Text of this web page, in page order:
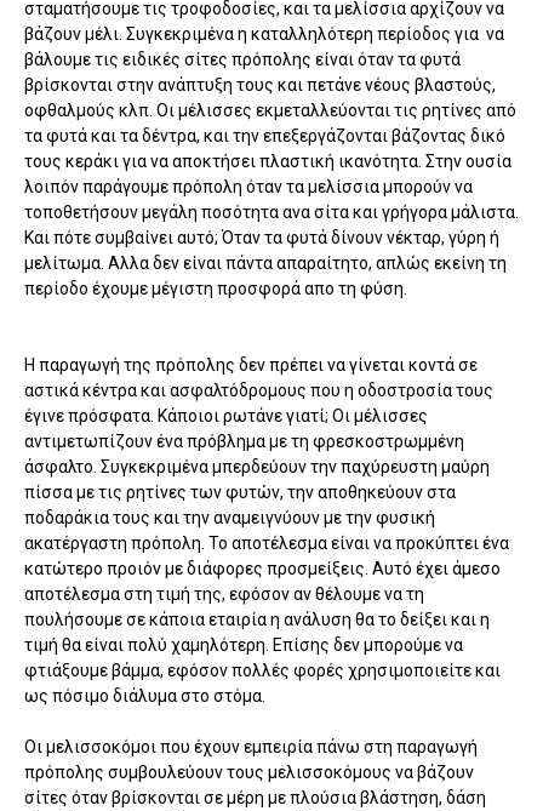
σταματήσουμε τις τροφοδοσίες, και τα μελίσσια αρχίζουν να
βάζουν μέλι. Συγκεκριμένα η καταλληλότερη περίοδος για να
βάλουμε τις ειδικές σίτες πρόπολης είναι όταν τα φυτά
βρίσκονται στην ανάπτυξη τους και πετάνε νέους βλαστούς,
οφθαλμούς κλπ. Οι μέλισσες εκμεταλλεύονται τις ρητίνες από
τα φυτά και τα δέντρα, και την επεξεργάζονται βάζοντας δικό
τους κεράκι για να αποκτήσει πλαστική ικανότητα. Στην ουσία
λοιπόν παράγουμε πρόπολη όταν τα μελίσσια μπορούν να
τοποθετήσουν μεγάλη ποσότητα ανα σίτα και γρήγορα μάλιστα.
Και πότε συμβαίνει αυτό; Όταν τα φυτά δίνουν νέκταρ, γύρη ή
μελίτωμα. Αλλα δεν είναι πάντα απαραίτητο, απλώς εκείνη τη
περίοδο έχουμε μέγιστη προσφορά απο τη φύση.
Η παραγωγή της πρόπολης δεν πρέπει να γίνεται κοντά σε
αστικά κέντρα και ασφαλτόδρομους που η οδοστροσία τους
έγινε πρόσφατα. Κάποιοι ρωτάνε γιατί; Οι μέλισσες
αντιμετωπίζουν ένα πρόβλημα με τη φρεσκοστρωμμένη
άσφαλτο. Συγκεκριμένα μπερδεύουν την παχύρευστη μαύρη
πίσσα με τις ρητίνες των φυτών, την αποθηκεύουν στα
ποδαράκια τους και την αναμειγνύουν με την φυσική
ακατέργαστη πρόπολη. Το αποτέλεσμα είναι να προκύπτει ένα
κατώτερο προιόν με διάφορες προσμείξεις. Αυτό έχει άμεσο
αποτέλεσμα στη τιμή της, εφόσον αν θέλουμε να τη
πουλήσουμε σε κάποια εταιρία η ανάλυση θα το δείξει και η
τιμή θα είναι πολύ χαμηλότερη. Επίσης δεν μπορούμε να
φτιάξουμε βάμμα, εφόσον πολλές φορές χρησιμοποιείτε και
ως πόσιμο διάλυμα στο στόμα.
Οι μελισσοκόμοι που έχουν εμπειρία πάνω στη παραγωγή
πρόπολης συμβουλεύουν τους μελισσοκόμους να βάζουν
σίτες όταν βρίσκονται σε μέρη με πλούσια βλάστηση, δάση